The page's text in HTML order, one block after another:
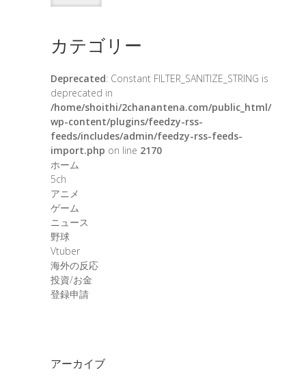
カテゴリー
Deprecated: Constant FILTER_SANITIZE_STRING is
deprecated in
/home/shoithi/2chanantena.com/public_html/
wp-content/plugins/feedzy-rss-
feeds/includes/admin/feedzy-rss-feeds-
import.php on line 2170
ホーム
5ch
アニメ
ゲーム
ニュース
野球
Vtuber
海外の反応
投資/お金
登録申請
アーカイブ